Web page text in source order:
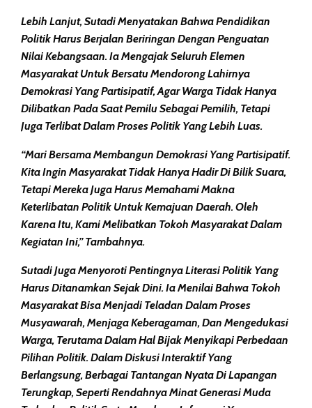
Lebih Lanjut, Sutadi Menyatakan Bahwa Pendidikan
Politik Harus Berjalan Beriringan Dengan Penguatan
Nilai Kebangsaan. Ia Mengajak Seluruh Elemen
Masyarakat Untuk Bersatu Mendorong Lahirnya
Demokrasi Yang Partisipatif, Agar Warga Tidak Hanya
Dilibatkan Pada Saat Pemilu Sebagai Pemilih, Tetapi
Juga Terlibat Dalam Proses Politik Yang Lebih Luas.
“Mari Bersama Membangun Demokrasi Yang Partisipatif.
Kita Ingin Masyarakat Tidak Hanya Hadir Di Bilik Suara,
Tetapi Mereka Juga Harus Memahami Makna
Keterlibatan Politik Untuk Kemajuan Daerah. Oleh
Karena Itu, Kami Melibatkan Tokoh Masyarakat Dalam
Kegiatan Ini,” Tambahnya.
Sutadi Juga Menyoroti Pentingnya Literasi Politik Yang
Harus Ditanamkan Sejak Dini. Ia Menilai Bahwa Tokoh
Masyarakat Bisa Menjadi Teladan Dalam Proses
Musyawarah, Menjaga Keberagaman, Dan Mengedukasi
Warga, Terutama Dalam Hal Bijak Menyikapi Perbedaan
Pilihan Politik. Dalam Diskusi Interaktif Yang
Berlangsung, Berbagai Tantangan Nyata Di Lapangan
Terungkap, Seperti Rendahnya Minat Generasi Muda